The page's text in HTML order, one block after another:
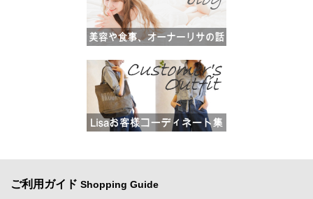
ご利用ガイド Shopping Guide